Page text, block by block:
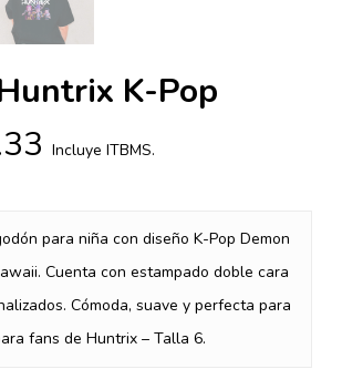
K-Pop
El
es:
$5.33.
Incluye ITBMS.
para niña con diseño K-Pop Demon
Cuenta con estampado doble cara
Cómoda, suave y perfecta para
fans de Huntrix – Talla 6.